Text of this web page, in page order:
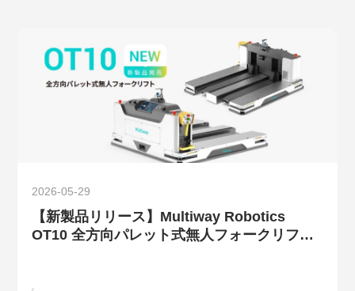
2026-05-29
【新製品リリース】Multiway Robotics
OT10 全方向パレット式無人フォークリフ